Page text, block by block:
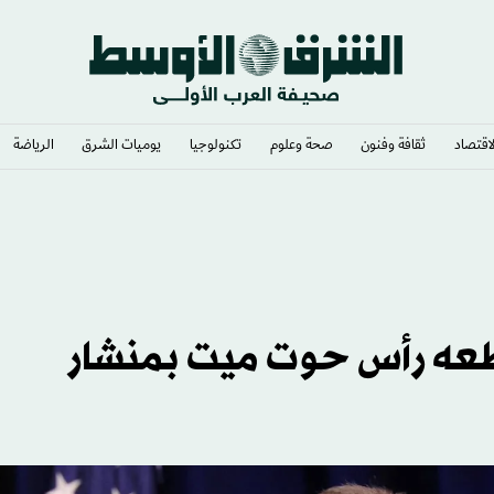
ثقافة وفنون صحة وعلوم تكنولوجيا يوميات الشرق​ الرياضة
رأس حوت ميت بمنشار